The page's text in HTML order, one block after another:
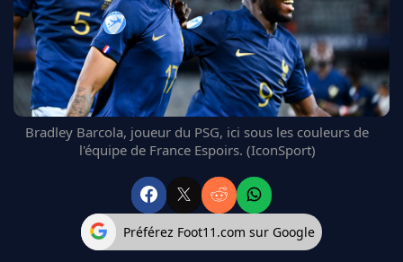
MANCHESTER UNITED
CHELSEA
ARSENAL
BAYERN
L'AVIS DE LA RÉDAC'
Bradley Barcola, joueur du PSG, ici sous les couleurs de
l'équipe de France Espoirs. (IconSport)
Préférez Foot11.com sur Google